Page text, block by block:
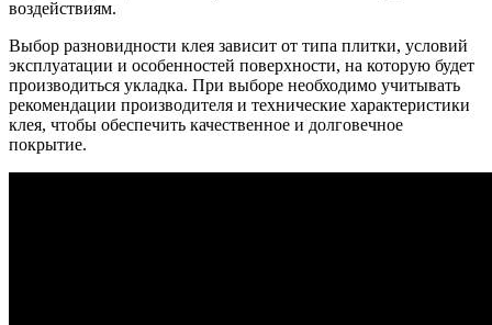
воздействиям.
Выбор разновидности клея зависит от типа плитки, условий
эксплуатации и особенностей поверхности, на которую будет
производиться укладка. При выборе необходимо учитывать
рекомендации производителя и технические характеристики
клея, чтобы обеспечить качественное и долговечное
покрытие.